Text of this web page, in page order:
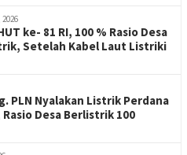
ke- 81 RI, 100 % Rasio Desa
Setelah Kabel Laut Listriki
PLN Nyalakan Listrik Perdana
Desa Berlistrik 100